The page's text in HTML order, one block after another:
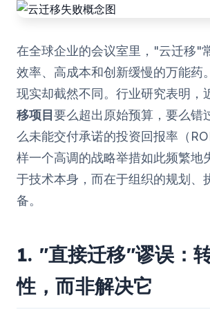
在全球企业的会议室里，"云迁移"
效率、高成本和创新缓慢的万能药
现实却截然不同。行业研究表明，
移项目 要么超出原始预算，要么错
么未能交付承诺的投资回报率（
样一个高调的战略举措如此频繁地
于技术本身，而在于组织的规划、
备。
1. "直接迁移"谬误：
性，而非解决它